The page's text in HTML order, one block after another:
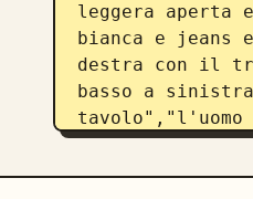
leggera aperta
bianca e
destra con il
basso a
lungo","amici
suggeriscono